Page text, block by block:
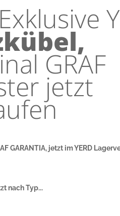
GRAF
jetzt
GARANTIA, jetzt im YERD
nach Typ...